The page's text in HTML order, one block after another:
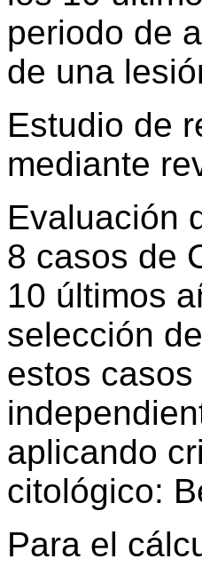
periodo de
de una
Estudio de
mediante
Evaluación
8 casos de
10 últimos
selección
estos
aplicando
citológico:
Para el